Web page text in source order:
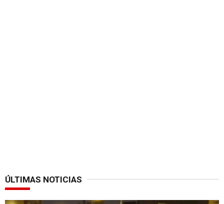
ÚLTIMAS NOTICIAS